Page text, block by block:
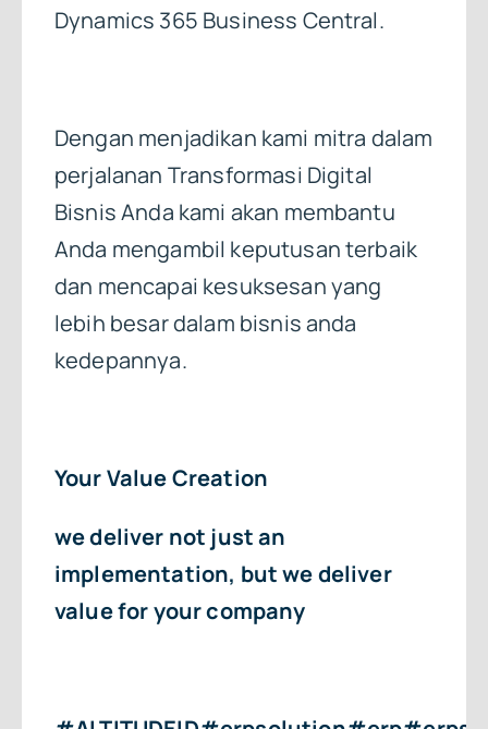
Dynamics 365 Business Central.
Dengan menjadikan kami mitra dalam
perjalanan Transformasi Digital
Bisnis Anda kami akan membantu
Anda mengambil keputusan terbaik
dan mencapai kesuksesan yang
lebih besar dalam bisnis anda
kedepannya.
Your Value Creation
we deliver not just an
implementation, but we deliver
value for your company